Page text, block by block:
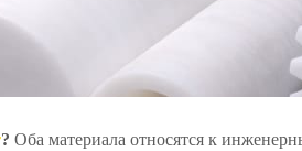
? Оба материала относятся к